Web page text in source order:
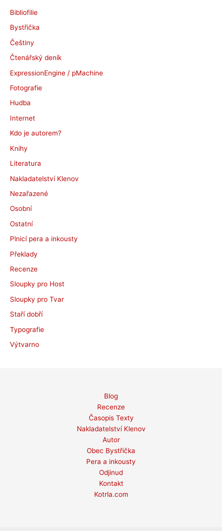
v
y
Bibliofilie
Bystřička
Češtiny
Čtenářský deník
ExpressionEngine / pMachine
Fotografie
Hudba
Internet
Kdo je autorem?
Knihy
Literatura
Nakladatelství Klenov
Nezařazené
Osobní
Ostatní
Plnicí pera a inkousty
Překlady
Recenze
Sloupky pro Host
Sloupky pro Tvar
Staří dobří
Typografie
Výtvarno
Blog
Recenze
Časopis Texty
Nakladatelství Klenov
Autor
Obec Bystřička
Pera a inkousty
Odjinud
Kontakt
Kotrla.com